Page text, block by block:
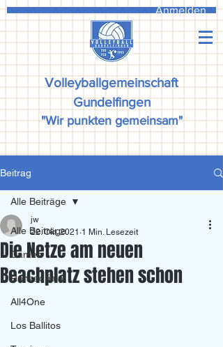
Anmelden
Volleyballgemeinschaft
Gundelfingen
"Wir punkten gemeinsam"
Beitrag
Alle Beiträge
Damen
Ranzadriala
All4One
Los Ballitos
Alle Beiträge
Die Netze am neuen
Beachplatz stehen schon
jw
22. Okt. 2021 1 Min. Lesezeit